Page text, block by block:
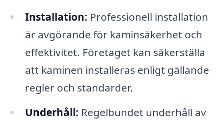
Installation: Professionell installation
är avgörande för kaminsäkerhet och
effektivitet. Företaget kan säkerställa
att kaminen installeras enligt gällande
regler och standarder.
Underhåll: Regelbundet underhåll av